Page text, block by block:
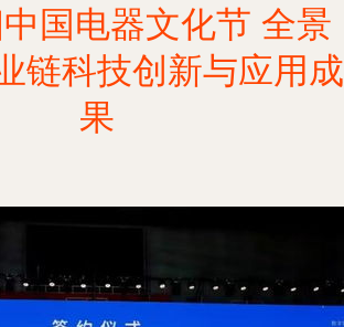
国电器文化节 全景
链科技创新与应用成
果